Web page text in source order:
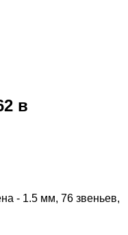
в
- 1.5 мм, 76 звеньев,